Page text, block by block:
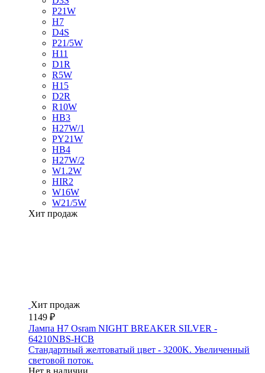
P21W
H7
D4S
P21/5W
H11
D1R
R5W
H15
D2R
R10W
HB3
H27W/1
PY21W
HB4
H27W/2
W1.2W
HIR2
W16W
W21/5W
Хит продаж
Хит продаж
1149 ₽
Лампа H7 Osram NIGHT BREAKER SILVER -
64210NBS-HCB
Стандартный желтоватый цвет - 3200K. Увеличенный
световой поток.
Нет в наличии